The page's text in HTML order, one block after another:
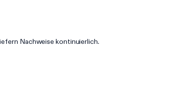
Nachweise kontinuierlich.